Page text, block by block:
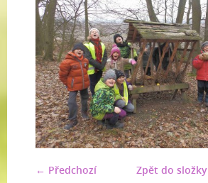
← Předchozí Zpět do složky